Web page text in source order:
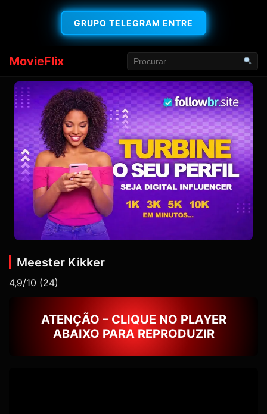
GRUPO TELEGRAM ENTRE
MovieFlix
Meester Kikker
4,9/10 (24)
ATENÇÃO – CLIQUE NO PLAYER
ABAIXO PARA REPRODUZIR